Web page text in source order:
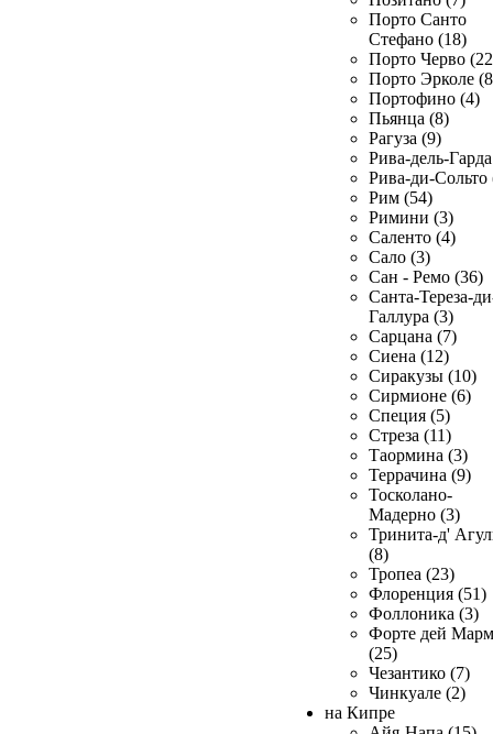
Порто Санто
Стефано (18)
Порто Черво
Порто Эрколе
Портофино (4)
Пьянца (8)
Рагуза (9)
Рива-дель-
Рива-ди-Сольто
Рим (54)
Римини (3)
Саленто (4)
Сало (3)
Сан - Ремо (36)
Санта-Тереза-
Галлура (3)
Сарцана (7)
Сиена (12)
Сиракузы (10)
Сирмионе (6)
Специя (5)
Стреза (11)
Таормина (3)
Террачина (9)
Тосколано-
Мадерно (3)
Тринита-д'
(8)
Тропеа (23)
Флоренция (51)
Фоллоника (3)
Форте дей
(25)
Чезантико (7)
Чинкуале (2)
на Кипре